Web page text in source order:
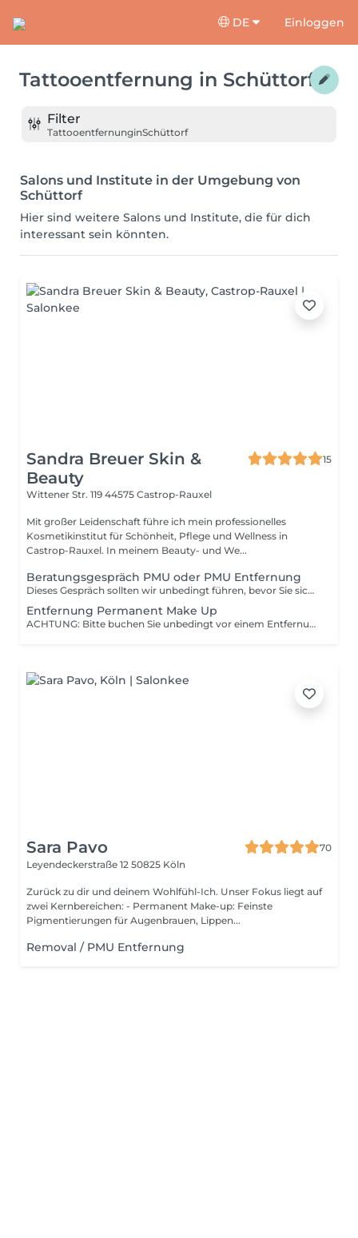
DE Einloggen
Tattooentfernung in Schüttorf
Filter
TattooentfernunginSchüttorf
Salons und Institute in der Umgebung von
Schüttorf
Hier sind weitere Salons und Institute, die für dich
interessant sein könnten.
Sandra Breuer Skin &
Beauty
15
Wittener Str. 119 44575 Castrop-Rauxel
Mit großer Leidenschaft führe ich mein professionelles
Kosmetikinstitut für Schönheit, Pflege und Wellness in
Castrop-Rauxel. In meinem Beauty- und We...
Beratungsgespräch PMU oder PMU Entfernung
Dieses Gespräch sollten wir unbedingt führen, bevor Sie sich für ein Permanent Make Up oder eine Entfernung entscheiden. Die Kosten des Beratungsgespräches werden bei Durchführung von der Dienstleistung abgezogen.
Entfernung Permanent Make Up
ACHTUNG: Bitte buchen Sie unbedingt vor einem Entfernungstermin einen Beratungstermin. Ich muss mir das Permanent Make Up einmal anschauen und einschätzen. Die Entfernung liegt bei ca. 150€ und bedarf mehrerer Sitzungen. Mit einem feinen Gerät wird der Pigmentkiller gezielt in die pigmentierte Haut eingearbeitet. Die Lösung bindet die Farbpigmente und transportiert sie nach und nach an die Hautoberfläche. Nach der Behandlung kann sich eine Kruste bilden. Während der natürlichen Abheilung werden die gebundenen Pigmente über die Haut ausgeschieden. Diese Phase ist entscheidend für den Behandlungserfolg.
Sara Pavo
70
Leyendeckerstraße 12 50825 Köln
Zurück zu dir und deinem Wohlfühl-Ich. Unser Fokus liegt auf
zwei Kernbereichen: - Permanent Make-up: Feinste
Pigmentierungen für Augenbrauen, Lippen...
Removal / PMU Entfernung